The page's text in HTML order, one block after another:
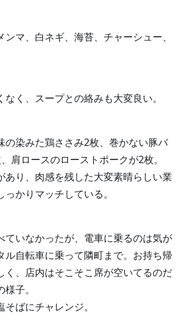
マ、白ネギ、海苔、チャーシュー、
く、スープとの絡みも大変良い。
の染みた鶏ささみ2枚、巻かない豚バ
肩ロースのローストポークが2枚。
あり、肉感を残した大変素晴らしい業
かりマッチしている。
ていなかったが、電車に乗るのは気が
ル自転車に乗って隣町まで。お持ち帰
く、店内はそこそこ席が空いてるのだ
子。
ばにチャレンジ。